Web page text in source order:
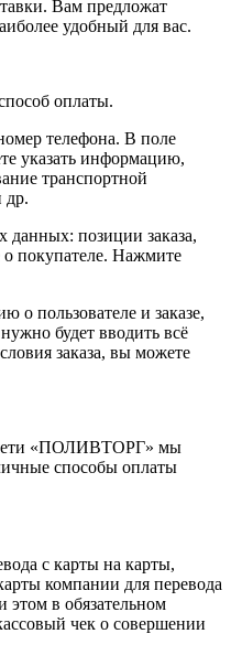
Вам предложат
удобный для вас.
оплаты.
телефона. В поле
указать информацию,
транспортной
др.
данных: позиции заказа,
покупателе. Нажмите
о пользователе и заказе,
будет вводить всё
заказа, вы можете
сети «ПОЛИВТОРГ» мы
способы оплаты
с карты на карты,
компании для перевода
этом в обязательном
чек о совершении